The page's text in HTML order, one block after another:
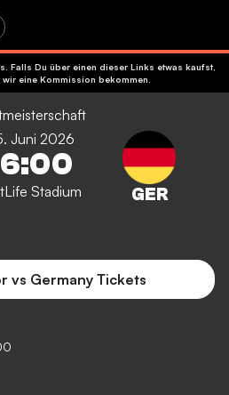
Falls Du über einen dieser Links etwas kaufst,
eine Kommission bekommen.
Juni 2026
Stadium
vs Germany Tickets